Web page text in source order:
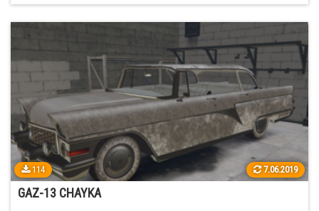
Lexus39
Maserati22
Mazda
McLaren30
Mercedes Benz
114 7.06.2019
GAZ-13 CHAYKA